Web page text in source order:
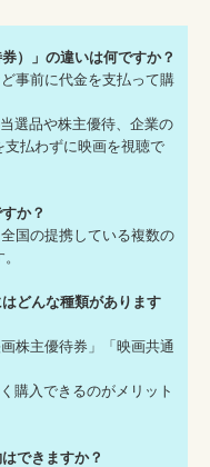
）」の違いは何ですか？
事前に代金を支払って購
選品や株主優待、企業の
払わずに映画を視聴で
か？
国の提携している複数の
どんな種類があります
株主優待券」「映画共通
購入できるのがメリット
できますか？